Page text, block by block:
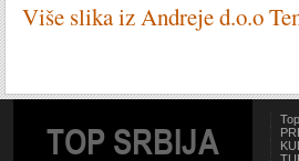
Više slika iz Andreje d.o.o
TOP SRBIJA